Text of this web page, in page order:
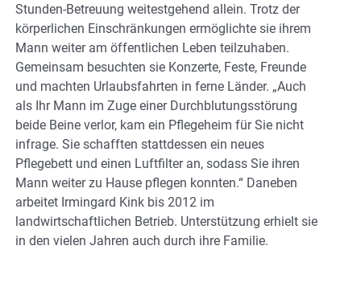
Stunden-Betreuung weitestgehend allein. Trotz der
körperlichen Einschränkungen ermöglichte sie ihrem
Mann weiter am öffentlichen Leben teilzuhaben.
Gemeinsam besuchten sie Konzerte, Feste, Freunde
und machten Urlaubsfahrten in ferne Länder. „Auch
als Ihr Mann im Zuge einer Durchblutungsstörung
beide Beine verlor, kam ein Pflegeheim für Sie nicht
infrage. Sie schafften stattdessen ein neues
Pflegebett und einen Luftfilter an, sodass Sie ihren
Mann weiter zu Hause pflegen konnten.“ Daneben
arbeitet Irmingard Kink bis 2012 im
landwirtschaftlichen Betrieb. Unterstützung erhielt sie
in den vielen Jahren auch durch ihre Familie.